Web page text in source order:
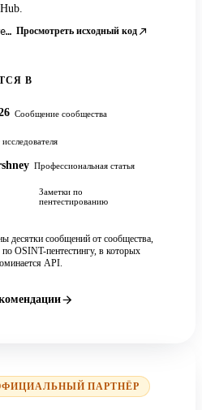
github.com/jivoi/awesome-osint Просмотреть исходный код
В
Сообщение сообщества
Профессиональная статья
Заметки по
пентестированию
десятки сообщений от сообщества,
OSINT-пентестингу, в которых
API.
ПАРТНЁР